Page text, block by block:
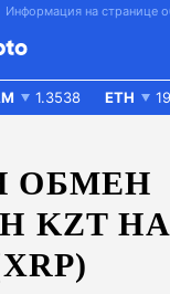
Информация на странице
1.3538 ETH
ОБМЕН
KZT НА